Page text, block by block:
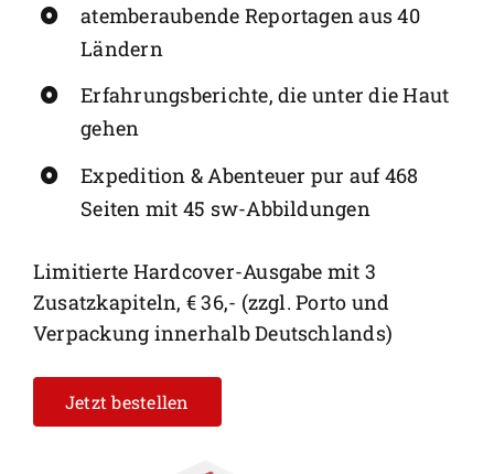
atemberaubende Reportagen aus 40
Ländern
Erfahrungsberichte, die unter die Haut
gehen
Expedition & Abenteuer pur auf 468
Seiten mit 45 sw-Abbildungen
Limitierte Hardcover-Ausgabe mit 3
Zusatzkapiteln, € 36,- (zzgl. Porto und
Verpackung innerhalb Deutschlands)
Jetzt bestellen